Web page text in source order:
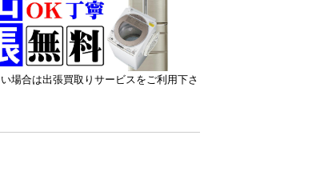
場合は出張買取りサービスをご利用下さ